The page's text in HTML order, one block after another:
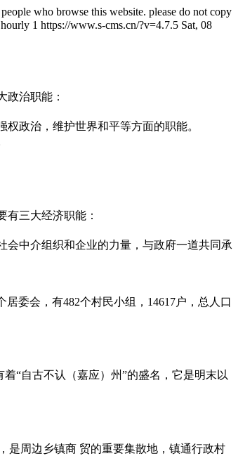
who browse this website. please do not copy
hourly 1 https://www.s-cms.cn/?v=4.7.5 Sat, 08
政治职能：
政治，维护世界和平等方面的职能。
三大经济职能：
中介组织和企业的力量，与政府一道共同承
委会，有482个村民小组，14617户，总人口
“自古不认（嘉应）州”的盛名，它是明末以
是周边乡镇商 贸的重要集散地，镇通行政村